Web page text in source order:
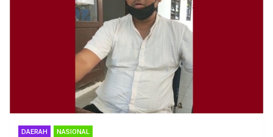
DAERAH NASIONAL